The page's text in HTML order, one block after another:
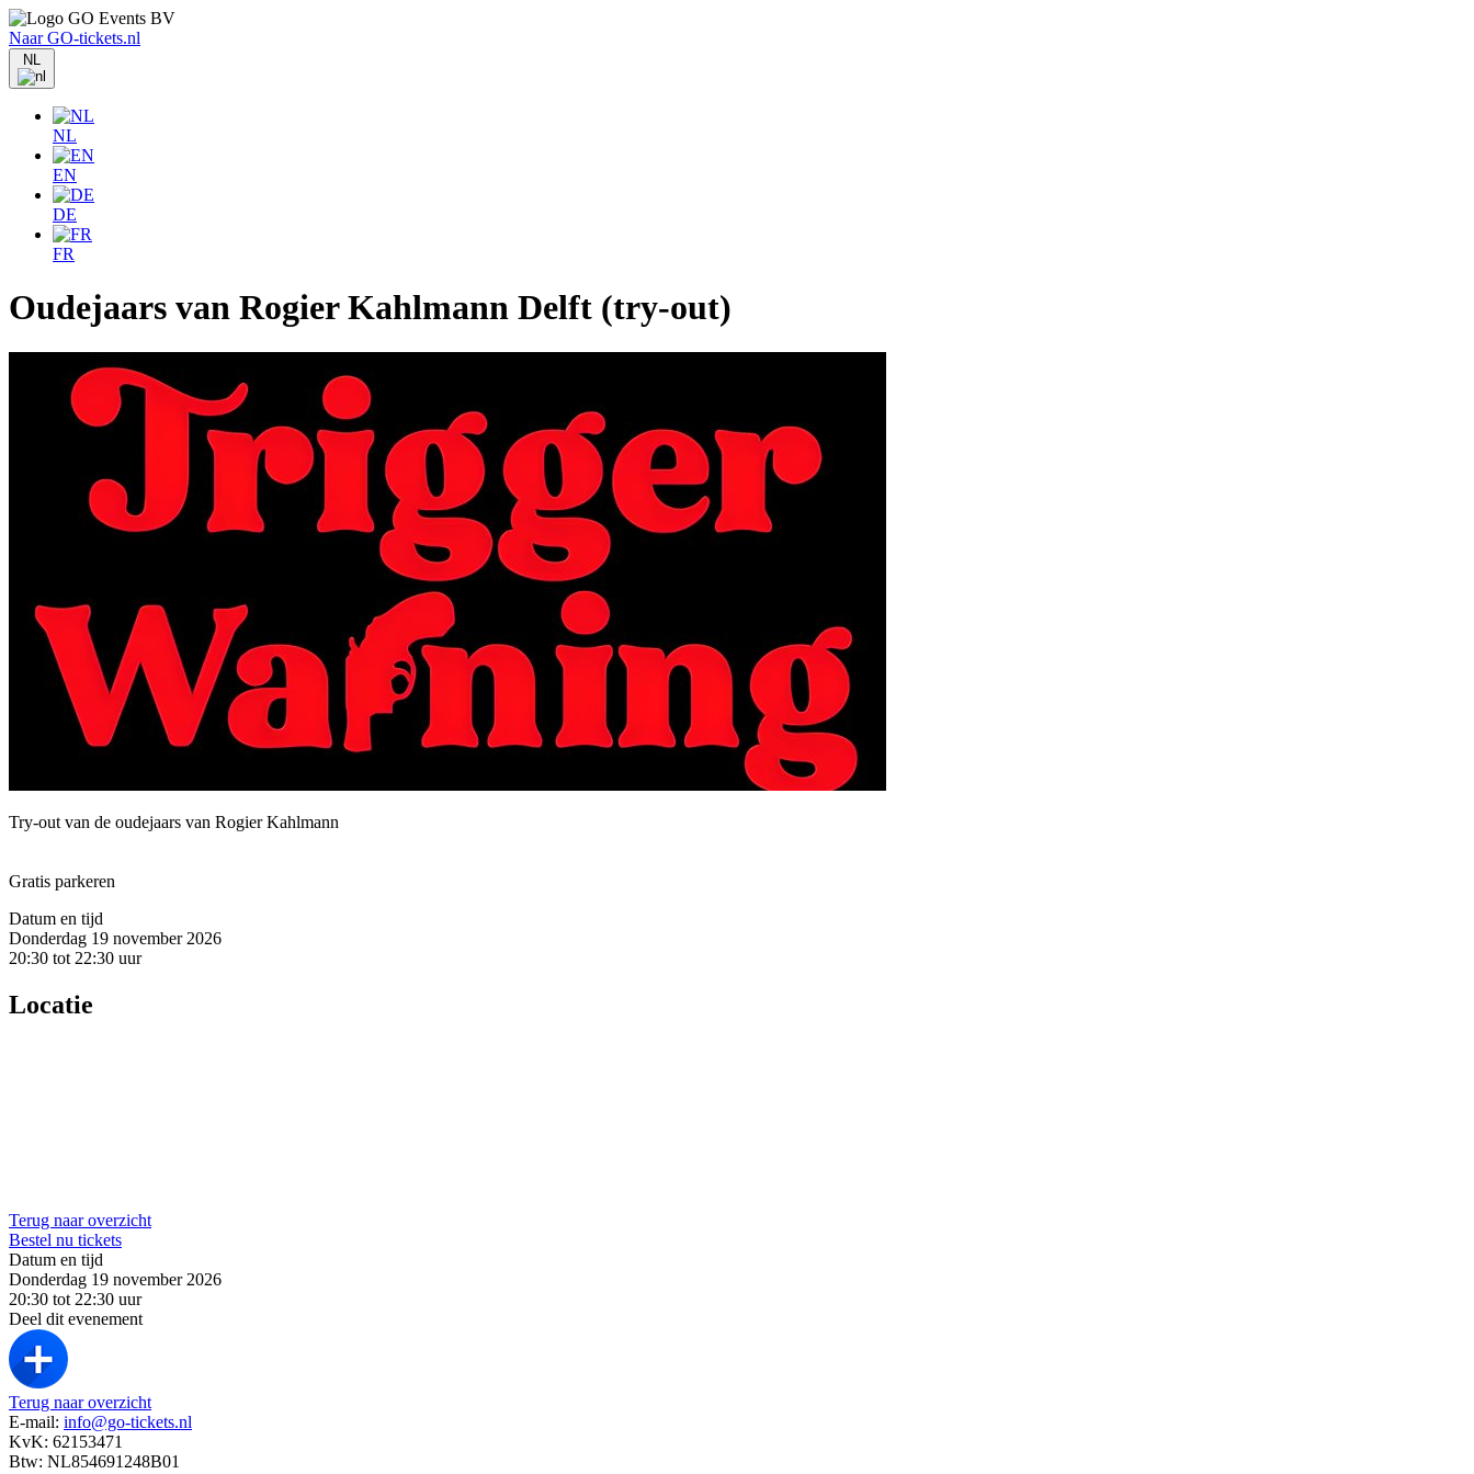
Naar GO-tickets.nl
NL
NL
EN
DE
FR
Oudejaars van Rogier Kahlmann Delft (try-out)
Try-out van de oudejaars van Rogier Kahlmann
Gratis parkeren
Datum en tijd
Donderdag 19 november 2026
20:30 tot 22:30 uur
Locatie
Terug naar overzicht
Bestel nu tickets
Datum en tijd
Donderdag 19 november 2026
20:30 tot 22:30 uur
Deel dit evenement
Terug naar overzicht
E-mail: info@go-tickets.nl
KvK: 62153471
Btw: NL854691248B01